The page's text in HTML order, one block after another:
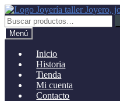
Ir
a
la
navegación
Ir
al
contenido
Buscar
por:Menú
Inicio
Historia
Tienda
Mi cuenta
Contacto